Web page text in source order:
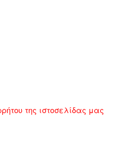
της ιστοσελίδας μας